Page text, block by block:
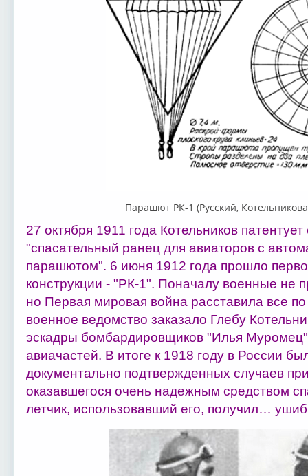
Парашют РК-1 (Русский,
27 октября 1911 года Котельников
"спасательный ранец для авиаторов с
парашютом". 6 июня 1912 года прошло
конструкции - "РК-1". Поначалу военные не
но Первая мировая война расставила все
военное ведомство заказало Глебу
эскадры бомбардировщиков "Илья
авиачастей. В итоге к 1918 году в России
документально подтвержденных случаев
оказавшегося очень надежным средством
летчик, использовавший его, получил… ушиб